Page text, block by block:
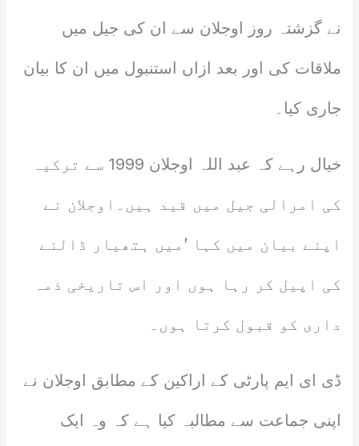
نے گزشتہ روز اوجلان سے ان کی جیل میں
ملاقات کی اور بعد ازاں استنبول میں ان کا بیان
جاری کیا۔
خیال رہے کہ عبد اللہ اوجلان 1999 سے ترکیہ
کی امرالی جیل میں قید ہیں۔اوجلان نے
اپنے بیان میں کہا ’میں ہتھیار ڈالنے
کی اپیل کر رہا ہوں اور اس تاریخی ذمہ
داری کو قبول کرتا ہوں۔
ڈی ای ایم پارٹی کے اراکین کے مطابق اوجلان نے
اپنی جماعت سے مطالبہ کیا ہے کہ وہ ایک